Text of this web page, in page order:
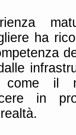
ha
come il
in